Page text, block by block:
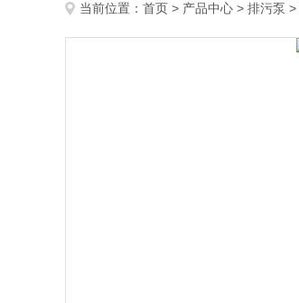
当前位置： 首页 > 产品中心 > 排污泵 >